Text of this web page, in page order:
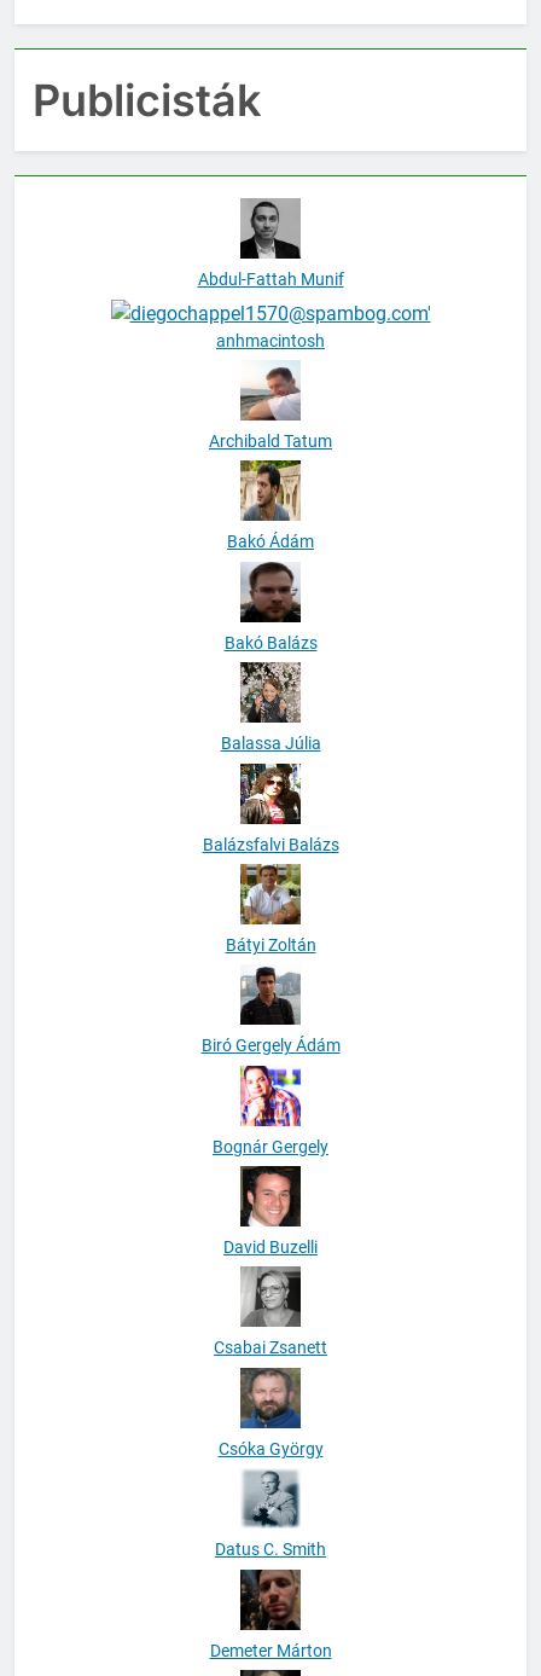
Publicisták
Abdul-Fattah Munif
anhmacintosh
Archibald Tatum
Bakó Ádám
Bakó Balázs
Balassa Júlia
Balázsfalvi Balázs
Bátyi Zoltán
Biró Gergely Ádám
Bognár Gergely
David Buzelli
Csabai Zsanett
Csóka György
Datus C. Smith
Demeter Márton